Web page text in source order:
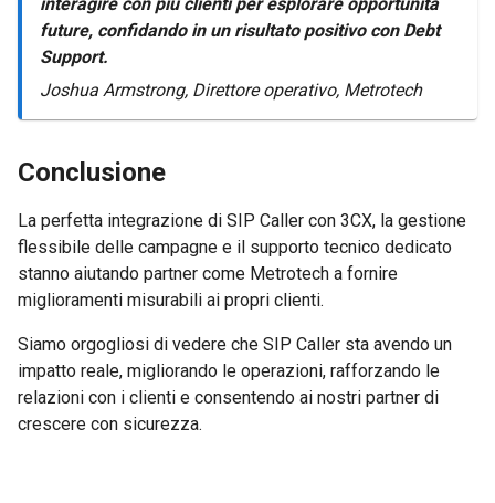
interagire con più clienti per esplorare opportunità
future, confidando in un risultato positivo con Debt
Support.
Joshua Armstrong, Direttore operativo, Metrotech
Conclusione
La perfetta integrazione di SIP Caller con 3CX, la gestione
flessibile delle campagne e il supporto tecnico dedicato
stanno aiutando partner come Metrotech a fornire
miglioramenti misurabili ai propri clienti.
Siamo orgogliosi di vedere che SIP Caller sta avendo un
impatto reale, migliorando le operazioni, rafforzando le
relazioni con i clienti e consentendo ai nostri partner di
crescere con sicurezza.